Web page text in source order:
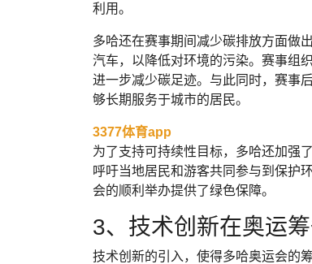
利用。
多哈还在赛事期间减少碳排放方面做
汽车，以降低对环境的污染。赛事组
进一步减少碳足迹。与此同时，赛事
够长期服务于城市的居民。
3377体育app
为了支持可持续性目标，多哈还加强
呼吁当地居民和游客共同参与到保护
会的顺利举办提供了绿色保障。
3、技术创新在奥运
技术创新的引入，使得多哈奥运会的